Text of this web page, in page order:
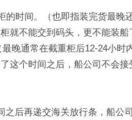
的时间。（也即指装完货最
就不能交到码头，更不能装船
晚通常在截重柜后12-24小
这个时间之后，船公司不会
后再递交海关放行条，船公